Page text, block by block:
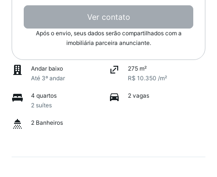
Ver contato
Após o envio, seus dados serão compartilhados com a
imobiliária parceira anunciante.
Andar baixo
Até 3º andar
275 m²
R$ 10.350 /m²
4 quartos
2 suítes
2 vagas
2 Banheiros